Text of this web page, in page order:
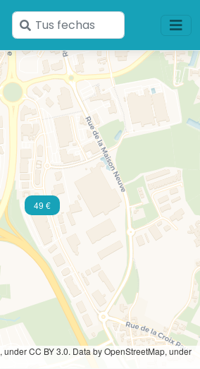
Ingresa
tus
fechas
49 €
, under CC BY 3.0. Data by OpenStreetMap, under